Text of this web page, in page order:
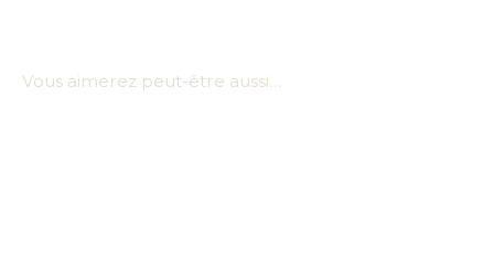
Vous aimerez peut-être aussi…